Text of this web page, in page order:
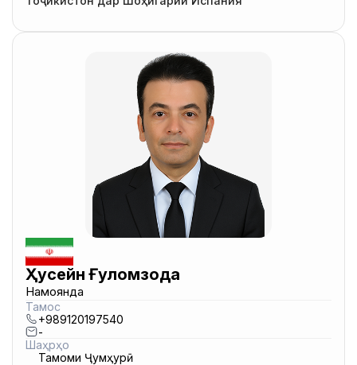
Ҳусейн Ғуломзода
Намоянда
Тамос
+989120197540
-
Шаҳрҳо
Тамоми Ҷумҳурӣ